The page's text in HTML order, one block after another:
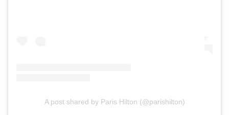
A post shared by Paris Hilton (@parishilton)